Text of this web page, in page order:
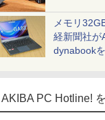
メモリ
経新聞社が
dynabook
AKIBA PC Hotline!